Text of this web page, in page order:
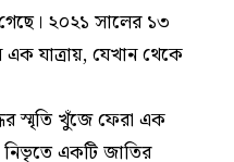
গেছে। ২০২১ সালের ১৩
যাত্রায়, যেখান থেকে
স্মৃতি খুঁজে ফেরা এক
নিভৃতে একটি জাতির